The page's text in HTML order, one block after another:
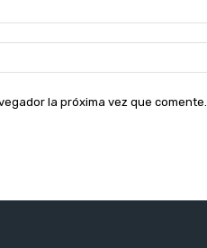
la próxima vez que comente.